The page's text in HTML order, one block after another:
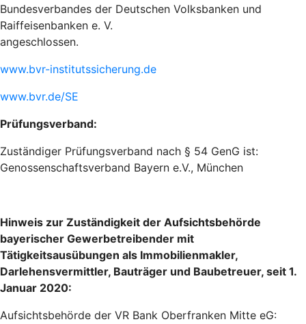
Bundesverbandes der Deutschen Volksbanken und
Raiffeisenbanken e. V.
angeschlossen.
www.bvr-institutssicherung.de
www.bvr.de/SE
Prüfungsverband:
Zuständiger Prüfungsverband nach § 54 GenG ist:
Genossenschaftsverband Bayern e.V., München
Hinweis zur Zuständigkeit der Aufsichtsbehörde
bayerischer Gewerbetreibender mit
Tätigkeitsausübungen als Immobilienmakler,
Darlehensvermittler, Bauträger und Baubetreuer, seit 1.
Januar 2020:
Aufsichtsbehörde der VR Bank Oberfranken Mitte eG: